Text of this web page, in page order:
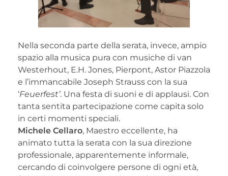
Nella seconda parte della serata, invece, ampio
spazio alla musica pura con musiche di van
Westerhout, E.H. Jones, Pierpont, Astor Piazzola
e l’immancabile Joseph Strauss con la sua
‘Feuerfest’. Una festa di suoni e di applausi. Con
tanta sentita partecipazione come capita solo
in certi momenti speciali.
Michele Cellaro, Maestro eccellente, ha
animato tutta la serata con la sua direzione
professionale, apparentemente informale,
cercando di coinvolgere persone di ogni età,